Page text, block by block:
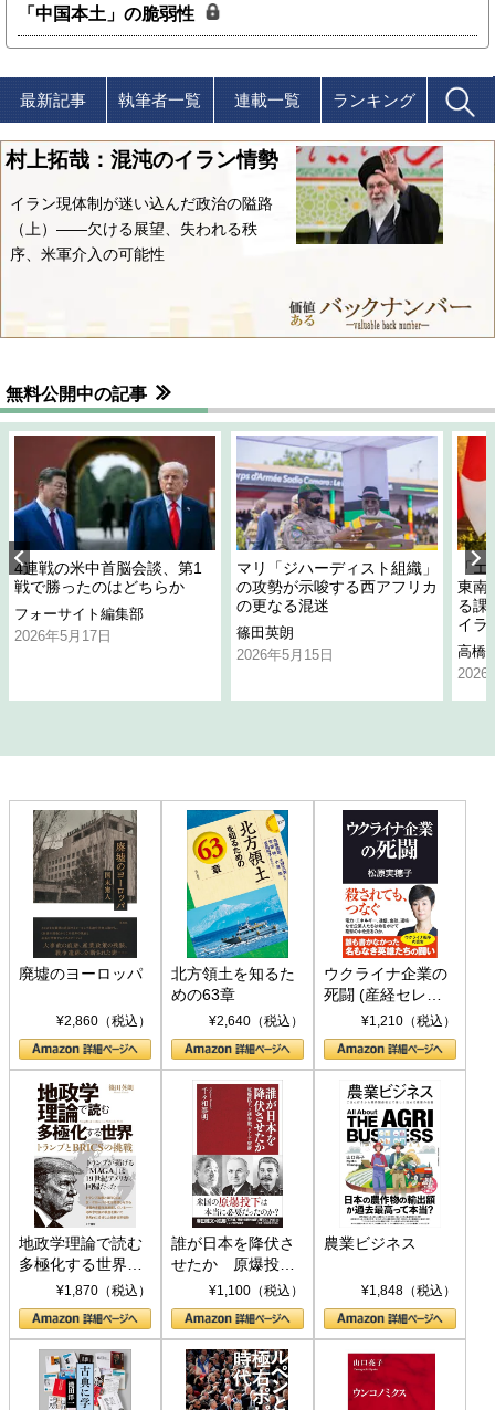
「中国本土」の脆弱性
最新記事 執筆者一覧 連載一覧 ランキング
村上拓哉：混沌のイラン情勢
イラン現体制が迷い込んだ政治の隘路
（上）――欠ける展望、失われる秩
序、米軍介入の可能性
無料公開中の記事
4連戦の米中首脳会談、第1
戦で勝ったのはどちらか
フォーサイト編集部
2026年5月17日
マリ「ジハーディスト組織」
の攻勢が示唆する西アフリカ
の更なる混迷
篠田英朗
2026年5月15日
「
東南
る課
イラ
高橋
2026
廃墟のヨーロッパ
¥2,860（税込）
北方領土を知るた
めの63章
¥2,640（税込）
ウクライナ企業の
死闘 (産経セレク
ト S 039)¥1,210（税込）
地政学理論で読む
多極化する世界：
トランプとBRICS
の挑戦
¥1,870（税込）
誰が日本を降伏さ
せたか 原爆投
下、ソ連参戦、そ
して聖断 (PHP新
書)
¥1,100（税込）
農業ビジネス
¥1,848（税込）